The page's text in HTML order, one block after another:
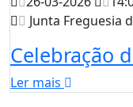
Junta Freguesia
Celebração
Ler mais